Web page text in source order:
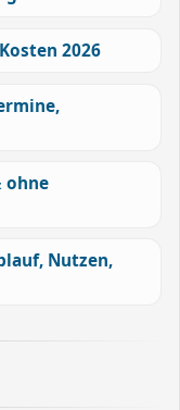
2026
ohne
Nutzen,